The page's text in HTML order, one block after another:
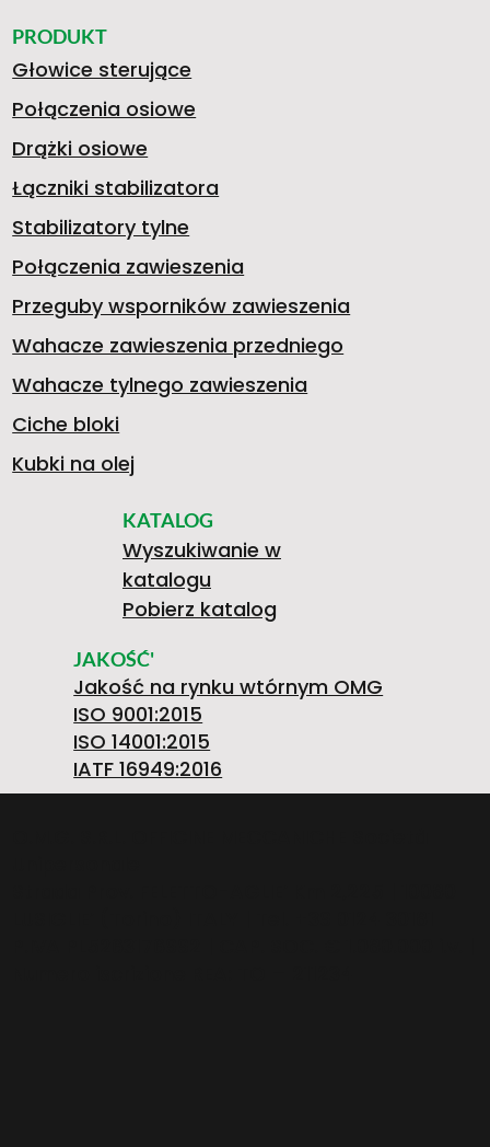
2
E
)
3
Q
0
PRODUKT
Głowice sterujące
Połączenia osiowe
Drążki osiowe
Łączniki stabilizatora
Stabilizatory tylne
Połączenia zawieszenia
Przeguby wsporników zawieszenia
Wahacze zawieszenia przedniego
Wahacze tylnego zawieszenia
Ciche bloki
Kubki na olej
KATALOG
Wyszukiwanie w
katalogu
Pobierz katalog
JAKOŚĆ'
Jakość na rynku wtórnym OMG
ISO 9001:2015
ISO 14001:2015
IATF 16949:2016